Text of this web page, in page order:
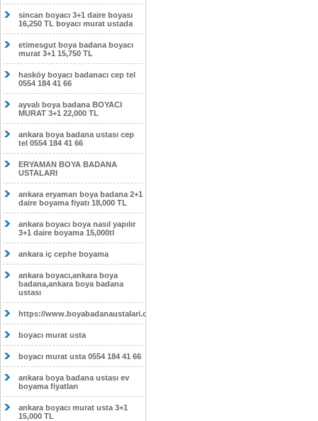
sincan boyacı 3+1 daire boyası
16,250 TL boyacı murat ustada
etimesgut boya badana boyacı
murat 3+1 15,750 TL
hasköy boyacı badanacı cep tel
0554 184 41 66
ayvalı boya badana BOYACI
MURAT 3+1 22,000 TL
ankara boya badana ustası cep
tel 0554 184 41 66
ERYAMAN BOYA BADANA
USTALARI
ankara eryaman boya badana 2+1
daire boyama fiyatı 18,000 TL
ankara boyacı boya nasıl yapılır
3+1 daire boyama 15,000tl
ankara iç cephe boyama
ankara boyacı,ankara boya
badana,ankara boya badana
ustası
https://www.boyabadanaustalari.com/
boyacı murat usta
boyacı murat usta 0554 184 41 66
ankara boya badana ustası ev
boyama fiyatları
ankara boyacı murat usta 3+1
15,000 TL